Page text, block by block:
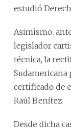
estudió
Asimismo,
legislador
técnica, la
certificado de
Raúl Benítez.
Desde dicha